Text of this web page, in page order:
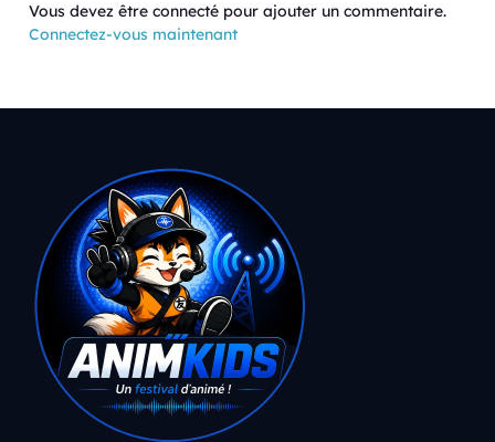
Vous devez être connecté pour ajouter un commentaire.
Connectez-vous maintenant